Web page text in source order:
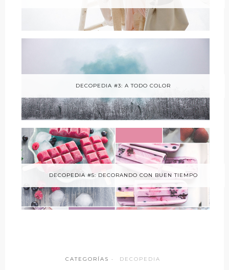
DECOPEDIA #3: A TODO COLOR
DECOPEDIA #5: DECORANDO CON BUEN TIEMPO
CATEGORÍAS · DECOPEDIA